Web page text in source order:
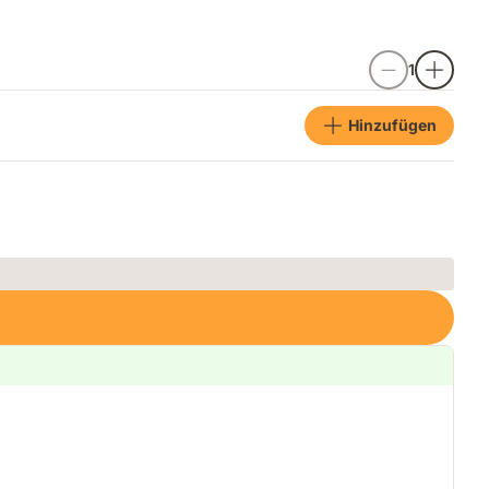
1
Hinzufügen